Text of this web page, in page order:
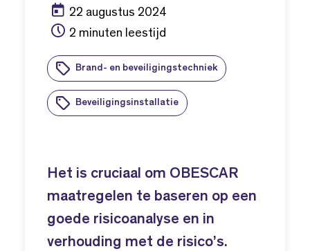
22 augustus 2024
2 minuten leestijd
Brand- en beveiligingstechniek
Beveiligingsinstallatie
Het is cruciaal om OBESCAR
maatregelen te baseren op een
goede risicoanalyse en in
verhouding met de risico’s.